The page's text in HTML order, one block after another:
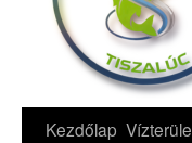
Kilépés
Kezdőlap